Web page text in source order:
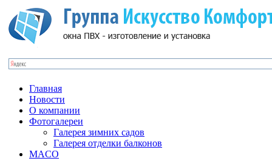
Главная
Новости
О компании
Фотогалереи
Галерея зимних садов
Галерея отделки балконов
MACO